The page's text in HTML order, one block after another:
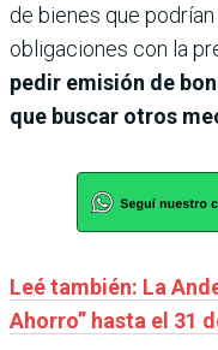
de bienes que
obligaciones con la
pedir emisión de
que buscar otros
Leé también: La
Ahorro” hasta el 31